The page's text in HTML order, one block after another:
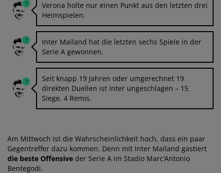
Verona holte nur einen Punkt aus den letzten drei
Heimspielen.
Inter Mailand hat die letzten sechs Spiele in der
Serie A gewonnen.
Seit knapp 19 Jahren oder umgerechnet 19
direkten Duellen ist Inter ungeschlagen – 15
Siege, 4 Remis.
Am Mittwoch ist die Wahrscheinlichkeit hoch, dass ein paar
Gegentreffer dazu kommen. Denn mit Inter Mailand gastiert
die beste Offensive der Serie A im Stadio Marc’Antonio
Bentegodi.